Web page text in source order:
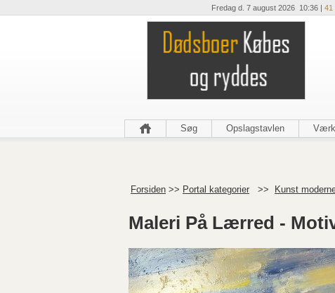
Fredag d. 7 august 2026 10:36 | 41
Søg Opslagstavlen
Forsiden >> Portal kategorier >> Kunst
Maleri På Lærred -